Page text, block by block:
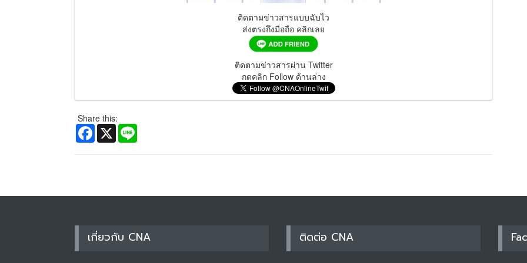
ติดตามข่าวสารแบบฉับไว
ส่งตรงถึงมือถือ คลิกเลย
ติดตามข่าวสารผ่าน Twitter
กดคลิก Follow ด้านล่าง
Share this:
Facebook
X
เกี่ยวกับ CNA ติดต่อ CNA